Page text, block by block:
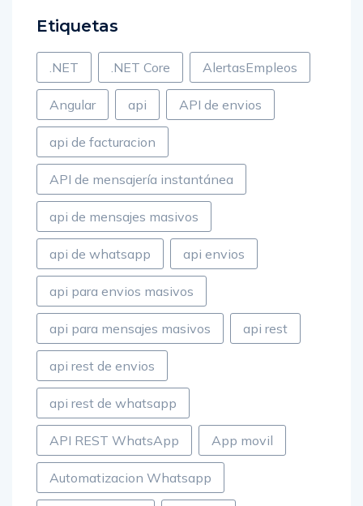
Etiquetas
.NET .NET Core AlertasEmpleos
Angular api API de envios
api de facturacion
API de mensajería instantánea
api de mensajes masivos
api de whatsapp api envios
api para envios masivos
api para mensajes masivos api rest
api rest de envios
api rest de whatsapp
API REST WhatsApp App movil
Automatizacion Whatsapp